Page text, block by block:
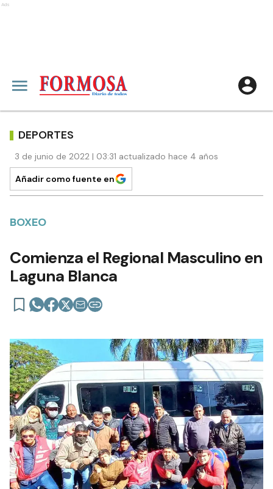
Ads
DEPORTES
3 de junio de 2022 | 03:31 actualizado hace 4 años
Añadir como fuente en
BOXEO
Comienza el Regional Masculino en
Laguna Blanca